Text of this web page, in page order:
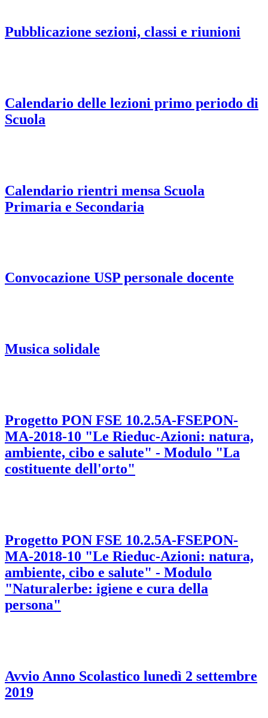
Pubblicazione sezioni, classi e riunioni
Calendario delle lezioni primo periodo di
Scuola
Calendario rientri mensa Scuola
Primaria e Secondaria
Convocazione USP personale docente
Musica solidale
Progetto PON FSE 10.2.5A-FSEPON-
MA-2018-10 "Le Rieduc-Azioni: natura,
ambiente, cibo e salute" - Modulo "La
costituente dell'orto"
Progetto PON FSE 10.2.5A-FSEPON-
MA-2018-10 "Le Rieduc-Azioni: natura,
ambiente, cibo e salute" - Modulo
"Naturalerbe: igiene e cura della
persona"
Avvio Anno Scolastico lunedì 2 settembre
2019